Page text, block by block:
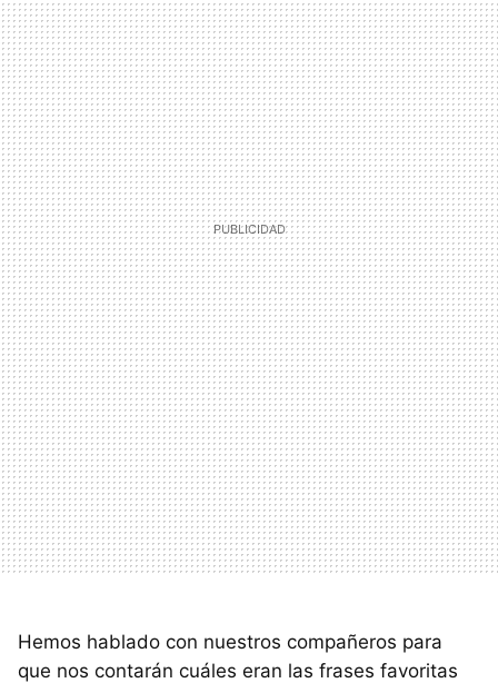
Hemos hablado con nuestros compañeros para
que nos contarán cuáles eran las frases favoritas